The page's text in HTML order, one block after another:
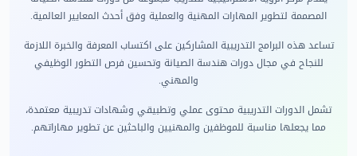
المصممة لتطوير المهارات المهنية والعملية وفق أحدث المعايير العالمية.
تساعد هذه البرامج التدريبية المشاركين على اكتساب المعرفة والخبرة اللازمة
للنجاح في مجال دورات هندسة الصيانة وتحسين فرص التطور الوظيفي
والمهني.
تشمل الدورات التدريبية محتوى عملي وتطبيقي وشهادات تدريبية معتمدة،
مما يجعلها مناسبة للموظفين والمهنيين والباحثين عن تطوير مهاراتهم.